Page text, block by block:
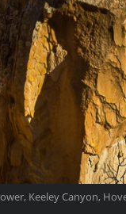
Keeley Canyon,